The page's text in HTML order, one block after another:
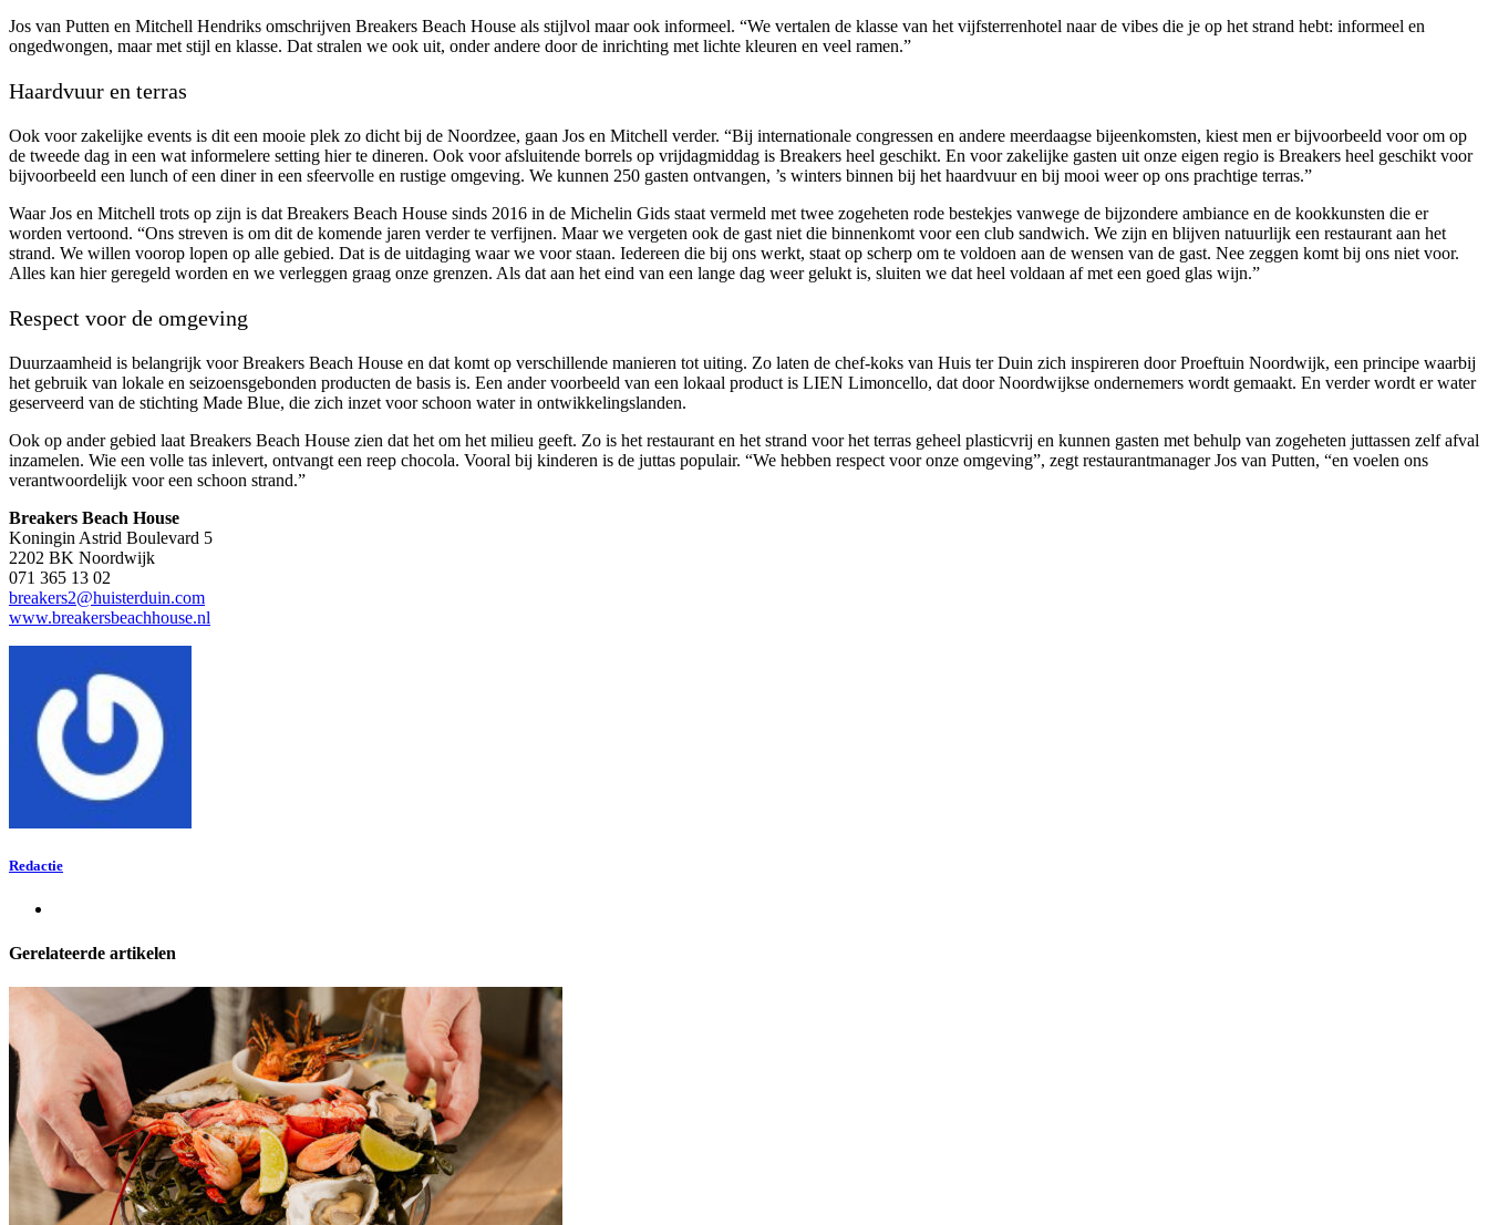
Jos van Putten en Mitchell Hendriks omschrijven Breakers Beach House als stijlvol maar ook informeel. “We vertalen de klasse van het vijfsterrenhotel naar de vibes die je op het strand hebt: informeel en
ongedwongen, maar met stijl en klasse. Dat stralen we ook uit, onder andere door de inrichting met lichte kleuren en veel ramen.”
Haardvuur en terras
Ook voor zakelijke events is dit een mooie plek zo dicht bij de Noordzee, gaan Jos en Mitchell verder. “Bij internationale congressen en andere meerdaagse bijeenkomsten, kiest men er bijvoorbeeld voor om op
de tweede dag in een wat informelere setting hier te dineren. Ook voor afsluitende borrels op vrijdagmiddag is Breakers heel geschikt. En voor zakelijke gasten uit onze eigen regio is Breakers heel geschikt voor
bijvoorbeeld een lunch of een diner in een sfeervolle en rustige omgeving. We kunnen 250 gasten ontvangen, ’s winters binnen bij het haardvuur en bij mooi weer op ons prachtige terras.”
Waar Jos en Mitchell trots op zijn is dat Breakers Beach House sinds 2016 in de Michelin Gids staat vermeld met twee zogeheten rode bestekjes vanwege de bijzondere ambiance en de kookkunsten die er
worden vertoond. “Ons streven is om dit de komende jaren verder te verfijnen. Maar we vergeten ook de gast niet die binnenkomt voor een club sandwich. We zijn en blijven natuurlijk een restaurant aan het
strand. We willen voorop lopen op alle gebied. Dat is de uitdaging waar we voor staan. Iedereen die bij ons werkt, staat op scherp om te voldoen aan de wensen van de gast. Nee zeggen komt bij ons niet voor.
Alles kan hier geregeld worden en we verleggen graag onze grenzen. Als dat aan het eind van een lange dag weer gelukt is, sluiten we dat heel voldaan af met een goed glas wijn.”
Respect voor de omgeving
Duurzaamheid is belangrijk voor Breakers Beach House en dat komt op verschillende manieren tot uiting. Zo laten de chef-koks van Huis ter Duin zich inspireren door Proeftuin Noordwijk, een principe waarbij
het gebruik van lokale en seizoensgebonden producten de basis is. Een ander voorbeeld van een lokaal product is LIEN Limoncello, dat door Noordwijkse ondernemers wordt gemaakt. En verder wordt er water
geserveerd van de stichting Made Blue, die zich inzet voor schoon water in ontwikkelingslanden.
Ook op ander gebied laat Breakers Beach House zien dat het om het milieu geeft. Zo is het restaurant en het strand voor het terras geheel plasticvrij en kunnen gasten met behulp van zogeheten juttassen zelf afval
inzamelen. Wie een volle tas inlevert, ontvangt een reep chocola. Vooral bij kinderen is de juttas populair. “We hebben respect voor onze omgeving”, zegt restaurantmanager Jos van Putten, “en voelen ons
verantwoordelijk voor een schoon strand.”
Breakers Beach House
Koningin Astrid Boulevard 5
2202 BK Noordwijk
071 365 13 02
breakers2@huisterduin.com
www.breakersbeachhouse.nl
Redactie
Gerelateerde artikelen